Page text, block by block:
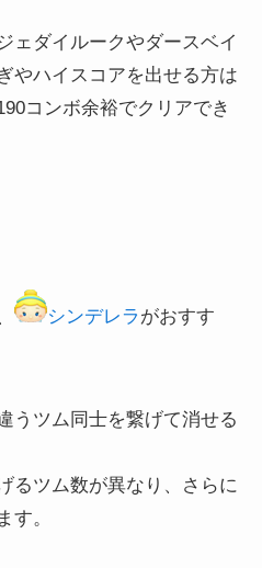
ェダイルークやダースベイ
やハイスコアを出せる方は
コンボ余裕でクリアでき
シンデレラ がおすす
うツム同士を繋げて消せる
るツム数が異なり、さらに
す。